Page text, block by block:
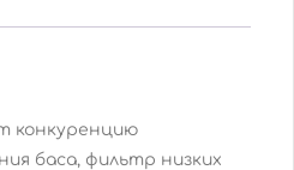
конкуренцию
баса, фильтр низких